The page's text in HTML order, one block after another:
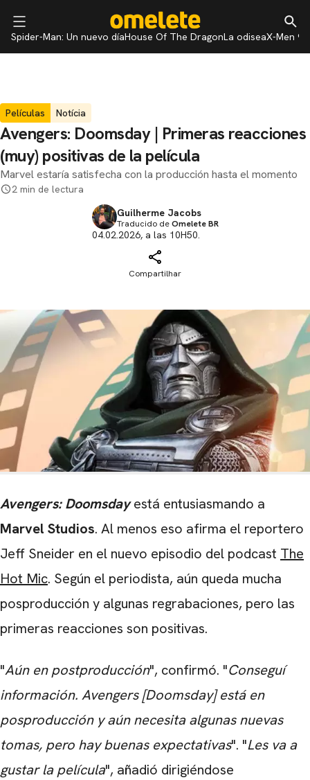
Spider-Man: Un nuevo díaHouse Of The DragonLa odiseaX-Men 97
Películas Notícia
Avengers: Doomsday | Primeras reacciones
(muy) positivas de la película
Marvel estaría satisfecha con la producción hasta el momento
2 min de lectura
Guilherme Jacobs
Traducido deOmelete BR
04.02.2026, a las 10H50.
Compartilhar
Avengers: Doomsdayestá entusiasmando a
Marvel Studios. Al menos eso afirma el reportero
Jeff Sneider en el nuevo episodio del podcast The
Hot Mic. Según el periodista, aún queda mucha
posproducción y algunas regrabaciones, pero las
primeras reacciones son positivas.
"Aún en postproducción", confirmó. "Conseguí
información. Avengers [Doomsday] está en
posproducción y aún necesita algunas nuevas
tomas, pero hay buenas expectativas". "Les va a
gustar la película", añadió dirigiéndose